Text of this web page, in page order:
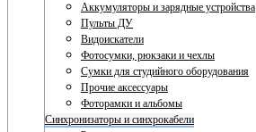
Аккумуляторы и зарядные устройства
Пульты ДУ
Видоискатели
Фотосумки, рюкзаки и чехлы
Сумки для студийного оборудования
Прочие аксессуары
Фоторамки и альбомы
Синхронизаторы и синхрокабели